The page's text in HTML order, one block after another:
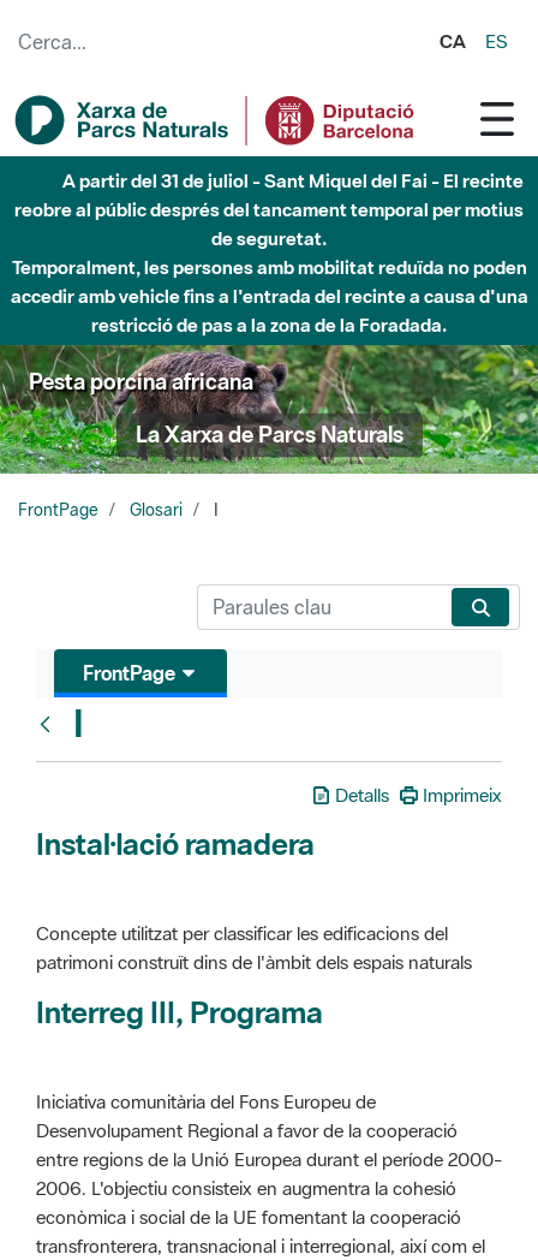
CA ES
A partir del 31 de juliol - Sant Miquel del Fai - El recinte
reobre al públic després del tancament temporal per motius
de seguretat.
Temporalment, les persones amb mobilitat reduïda no poden
accedir amb vehicle fins a l'entrada del recinte a causa d'una
restricció de pas a la zona de la Foradada.
Pesta porcina africana
La Xarxa de Parcs Naturals
FrontPage Glosari
FrontPage
I
Detalls Imprimeix
Instal·lació ramadera
Concepte utilitzat per classificar les edificacions del
patrimoni construït dins de l'àmbit dels espais naturals
Interreg III, Programa
Iniciativa comunitària del Fons Europeu de
Desenvolupament Regional a favor de la cooperació
entre regions de la Unió Europea durant el període 2000-
2006. L'objectiu consisteix en augmentra la cohesió
econòmica i social de la UE fomentant la cooperació
transfronterera, transnacional i interregional, així com el